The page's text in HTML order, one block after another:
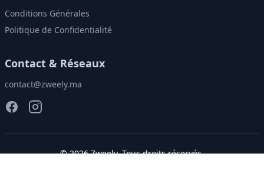
Conditions Générales
Politique de Confidentialité
Contact & Réseaux
contact@zweely.ma
©2026 Zweely. Tous droits réservés.